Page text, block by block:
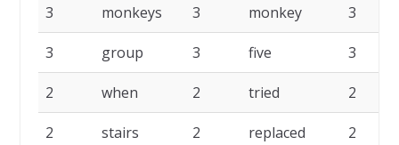
3 monkeys 3 monkey 3
3 group 3 five 3
2 when 2 tried 2
2 stairs 2 replaced 2